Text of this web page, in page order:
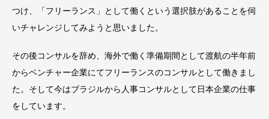
つけ、「フリーランス」として働くという選択肢があることを伺
いチャレンジしてみようと思いました。
その後コンサルを辞め、海外で働く準備期間として渡航の半年前
からベンチャー企業にてフリーランスのコンサルとして働きまし
た。そして今はブラジルから人事コンサルとして日本企業の仕事
をしています。